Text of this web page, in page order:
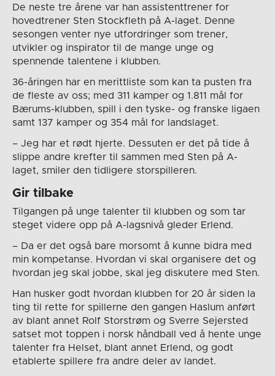
De neste tre årene var han assistenttrener for
hovedtrener Sten Stockfleth på A-laget. Denne
sesongen venter nye utfordringer som trener,
utvikler og inspirator til de mange unge og
spennende talentene i klubben.
36-åringen har en merittliste som kan ta pusten fra
de fleste av oss; med 311 kamper og 1.811 mål for
Bærums-klubben, spill i den tyske- og franske ligaen
samt 137 kamper og 354 mål for landslaget.
– Jeg har et rødt hjerte. Dessuten er det på tide å
slippe andre krefter til sammen med Sten på A-
laget, smiler den tidligere storspilleren.
Gir tilbake
Tilgangen på unge talenter til klubben og som tar
steget videre opp på A-lagsnivå gleder Erlend.
– Da er det også bare morsomt å kunne bidra med
min kompetanse. Hvordan vi skal organisere det og
hvordan jeg skal jobbe, skal jeg diskutere med Sten.
Han husker godt hvordan klubben for 20 år siden la
ting til rette for spillerne den gangen Haslum anført
av blant annet Rolf Storstrøm og Sverre Sejersted
satset mot toppen i norsk håndball ved å hente unge
talenter fra Helset, blant annet Erlend, og godt
etablerte spillere fra andre deler av landet.